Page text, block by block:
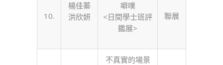
10.
楊佳蓁
洪欣妍
噼噗
<日間學士班評
鑑展>
聯展
不真實的場景